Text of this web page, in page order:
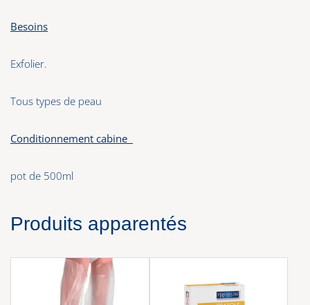
Besoins
Exfolier.
Tous types de peau
Conditionnement cabine
pot de 500ml
Produits apparentés